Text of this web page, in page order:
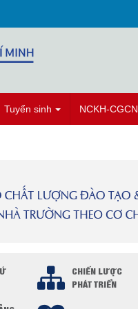
Tuyển sinh NCKH-CGCN
CHIẾN LƯỢC
PHÁT TRIỂN